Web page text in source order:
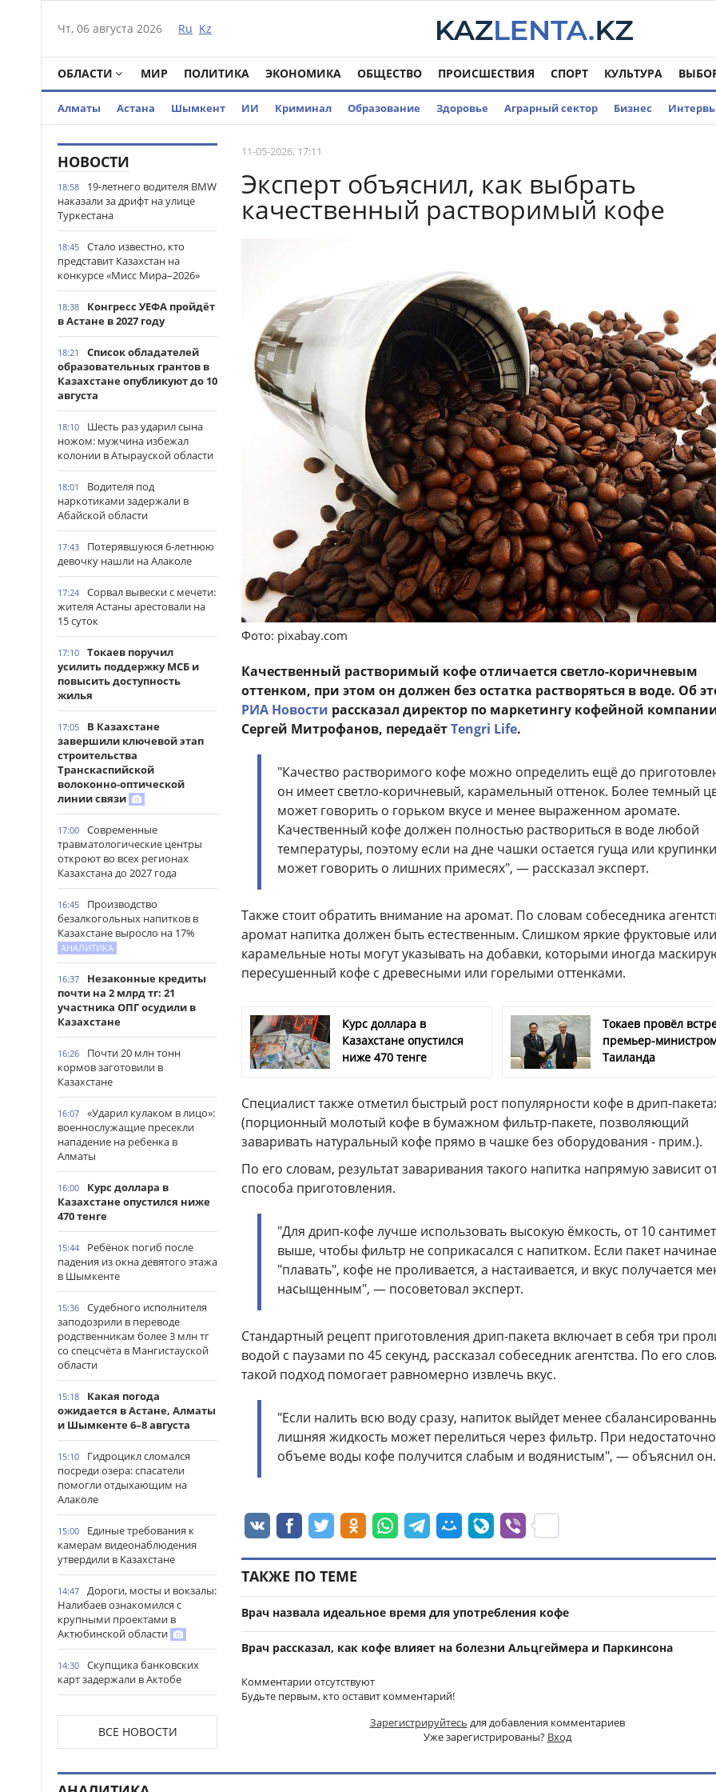
Чт, 06 августа 2026 Ru Kz
ОБЛАСТИ МИР ПОЛИТИКА ЭКОНОМИКА ОБЩЕСТВО ПРОИСШЕСТВИЯ СПОРТ КУЛЬТУРА
Алматы Астана Шымкент ИИ Криминал Образование Здоровье Аграрный сектор Бизнес
НОВОСТИ
18:58
19-летнего водителя BMW
наказали за дрифт на улице
Туркестана
18:45
Стало известно, кто
представит Казахстан на
конкурсе «Мисс Мира–2026»
18:38
Конгресс УЕФА пройдёт
в Астане в 2027 году
18:21
Список обладателей
образовательных грантов в
Казахстане опубликуют до 10
августа
18:10
Шесть раз ударил сына
ножом: мужчина избежал
колонии в Атырауской области
18:01
Водителя под
наркотиками задержали в
Абайской области
17:43
Потерявшуюся 6-летнюю
девочку нашли на Алаколе
17:24
Сорвал вывески с мечети:
жителя Астаны арестовали на
15 суток
17:10
Токаев поручил
усилить поддержку МСБ и
повысить доступность
жилья
17:05
В Казахстане
завершили ключевой этап
строительства
Транскаспийской
волоконно-оптической
линии связи
17:00
Современные
травматологические центры
откроют во всех регионах
Казахстана до 2027 года
16:45
Производство
безалкогольных напитков в
Казахстане выросло на 17%
АНАЛИТИКА
16:37
Незаконные кредиты
почти на 2 млрд тг: 21
участника ОПГ осудили в
Казахстане
16:26
Почти 20 млн тонн
кормов заготовили в
Казахстане
16:07
«Ударил кулаком в лицо»:
военнослужащие пресекли
нападение на ребенка в
Алматы
16:00
Курс доллара в
Казахстане опустился ниже
470 тенге
15:44
Ребёнок погиб после
падения из окна девятого этажа
в Шымкенте
15:36
Судебного исполнителя
заподозрили в переводе
родственникам более 3 млн тг
со спецсчёта в Мангистауской
области
15:18
Какая погода
ожидается в Астане, Алматы
и Шымкенте 6–8 августа
15:10
Гидроцикл сломался
посреди озера: спасатели
помогли отдыхающим на
Алаколе
15:00
Единые требования к
камерам видеонаблюдения
утвердили в Казахстане
14:47
Дороги, мосты и вокзалы:
Налибаев ознакомился с
крупными проектами в
Актюбинской области
14:30
Скупщика банковских
карт задержали в Актобе
масштабный республиканский
проект «Читающая нация»
14:14
Иностранных подростков
спасли в горах Алматинской
ВСЕ НОВОСТИ
11-05-2026, 17:11
Эксперт объяснил, как выбрать
качественный растворимый кофе
Фото: pixabay.com
Качественный растворимый кофе отличается светло-коричневым
оттенком, при этом он должен без остатка растворяться в воде. Об
РИА Новости рассказал директор по маркетингу кофейной
Сергей Митрофанов, передаётTengri Life.
"Качество растворимого кофе можно определить ещё до
он имеет светло-коричневый, карамельный оттенок. Более темный
может говорить о горьком вкусе и менее выраженном аромате.
Качественный кофе должен полностью раствориться в воде любой
температуры, поэтому если на дне чашки остается гуща или
может говорить о лишних примесях", — рассказал эксперт.
Также стоит обратить внимание на аромат. По словам собеседника
аромат напитка должен быть естественным. Слишком яркие фруктовые или
карамельные ноты могут указывать на добавки, которыми иногда
пересушенный кофе с древесными или горелыми оттенками.
Курс доллара в
Казахстане опустился
ниже 470 тенге
Токаев провёл
премьер-
Таиланда
Специалист также отметил быстрый рост популярности кофе в дрип-
(порционный молотый кофе в бумажном фильтр-пакете, позволяющий
заваривать натуральный кофе прямо в чашке без оборудования - прим.).
По его словам, результат заваривания такого напитка напрямую зависит
способа приготовления.
"Для дрип-кофе лучше использовать высокую ёмкость, от 10
выше, чтобы фильтр не соприкасался с напитком. Если пакет
"плавать", кофе не проливается, а настаивается, и вкус получается
насыщенным", — посоветовал эксперт.
Стандартный рецепт приготовления дрип-пакета включает в себя три
водой с паузами по 45 секунд, рассказал собеседник агентства. По его
такой подход помогает равномерно извлечь вкус.
"Если налить всю воду сразу, напиток выйдет менее
лишняя жидкость может перелиться через фильтр. При
объеме воды кофе получится слабым и водянистым", — объяснил он.
ТАКЖЕ ПО ТЕМЕ
Врач назвала идеальное время для употребления кофе
Врач рассказал, как кофе влияет на болезни Альцгеймера и Паркинсона
Комментарии отсутствуют
Будьте первым, кто оставит комментарий!
Зарегистрируйтесь для добавления комментариев
Уже зарегистрированы? Вход